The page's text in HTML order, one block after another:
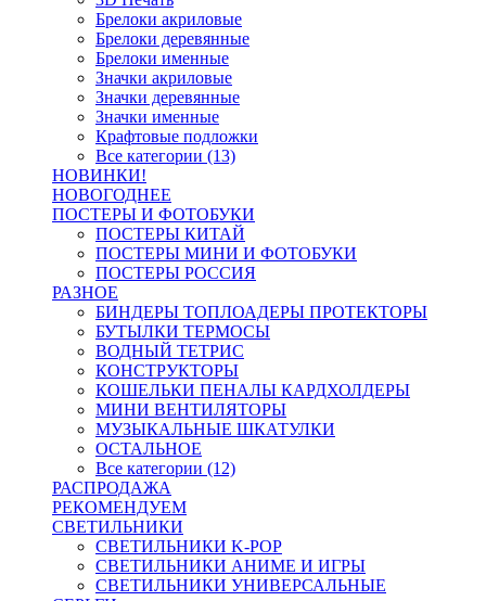
Брелоки акриловые
Брелоки деревянные
Брелоки именные
Значки акриловые
Значки деревянные
Значки именные
Крафтовые подложки
Все категории (13)
НОВИНКИ!
НОВОГОДНЕЕ
ПОСТЕРЫ И ФОТОБУКИ
ПОСТЕРЫ КИТАЙ
ПОСТЕРЫ МИНИ И ФОТОБУКИ
ПОСТЕРЫ РОССИЯ
РАЗНОЕ
БИНДЕРЫ ТОПЛОАДЕРЫ ПРОТЕКТОРЫ
БУТЫЛКИ ТЕРМОСЫ
ВОДНЫЙ ТЕТРИС
КОНСТРУКТОРЫ
КОШЕЛЬКИ ПЕНАЛЫ КАРДХОЛДЕРЫ
МИНИ ВЕНТИЛЯТОРЫ
МУЗЫКАЛЬНЫЕ ШКАТУЛКИ
ОСТАЛЬНОЕ
Все категории (12)
РАСПРОДАЖА
РЕКОМЕНДУЕМ
СВЕТИЛЬНИКИ
СВЕТИЛЬНИКИ K-POP
СВЕТИЛЬНИКИ АНИМЕ И ИГРЫ
СВЕТИЛЬНИКИ УНИВЕРСАЛЬНЫЕ